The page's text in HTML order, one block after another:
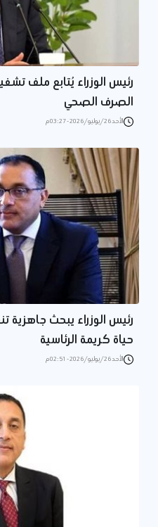
رئيس الوزراء يُتابع ملف
الصرف الصحي
الأحد 26/يوليو/2026 - 03:27 م
رئيس الوزراء يبحث جاهزية
حياة كريمة الرئاسية
الأحد 26/يوليو/2026 - 02:51 م